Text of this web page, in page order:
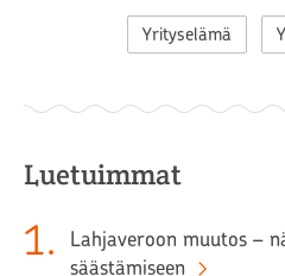
Yrityselämä
Luetuimmat
1.
Lahjaveroon muutos –
säästämiseen